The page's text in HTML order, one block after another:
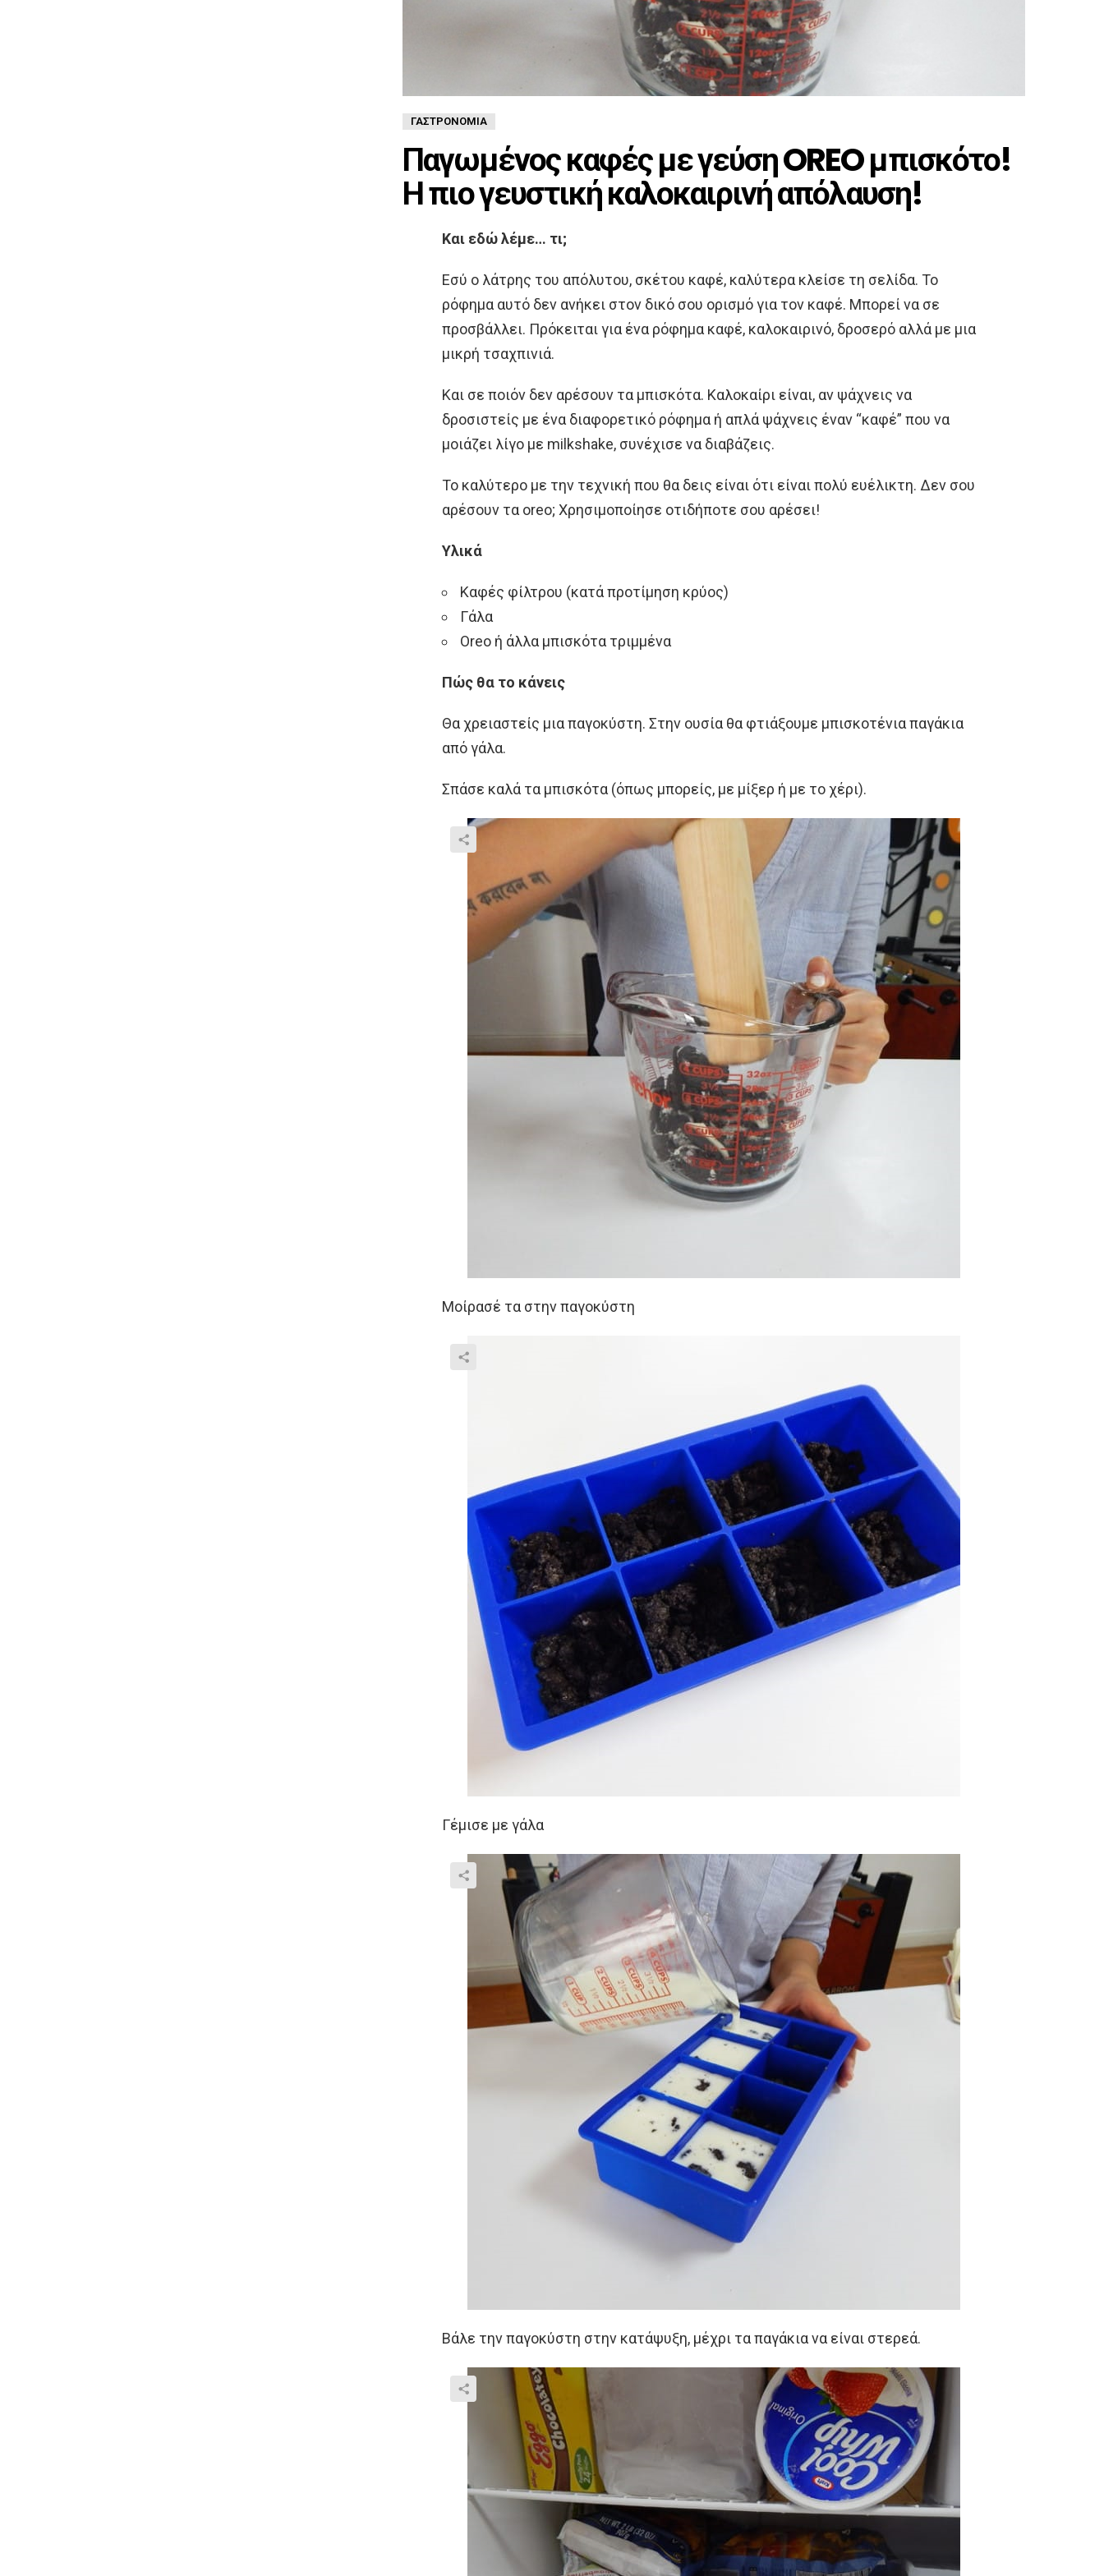
ΓΑΣΤΡΟΝΟΜΊΑ
Παγωμένος καφές με γεύση OREO μπισκότο!
Η πιο γευστική καλοκαιρινή απόλαυση!
Και εδώ λέμε… τι;
Εσύ ο λάτρης του απόλυτου, σκέτου καφέ, καλύτερα κλείσε τη σελίδα. Το
ρόφημα αυτό δεν ανήκει στον δικό σου ορισμό για τον καφέ. Μπορεί να σε
προσβάλλει. Πρόκειται για ένα ρόφημα καφέ, καλοκαιρινό, δροσερό αλλά με μια
μικρή τσαχπινιά.
Και σε ποιόν δεν αρέσουν τα μπισκότα. Καλοκαίρι είναι, αν ψάχνεις να
δροσιστείς με ένα διαφορετικό ρόφημα ή απλά ψάχνεις έναν “καφέ” που να
μοιάζει λίγο με milkshake, συνέχισε να διαβάζεις.
Το καλύτερο με την τεχνική που θα δεις είναι ότι είναι πολύ ευέλικτη. Δεν σου
αρέσουν τα oreo; Χρησιμοποίησε οτιδήποτε σου αρέσει!
Υλικά
Καφές φίλτρου (κατά προτίμηση κρύος)
Γάλα
Oreo ή άλλα μπισκότα τριμμένα
Πώς θα το κάνεις
Θα χρειαστείς μια παγοκύστη. Στην ουσία θα φτιάξουμε μπισκοτένια παγάκια
από γάλα.
Σπάσε καλά τα μπισκότα (όπως μπορείς, με μίξερ ή με το χέρι).
Μοίρασέ τα στην παγοκύστη
Γέμισε με γάλα
Βάλε την παγοκύστη στην κατάψυξη, μέχρι τα παγάκια να είναι στερεά.